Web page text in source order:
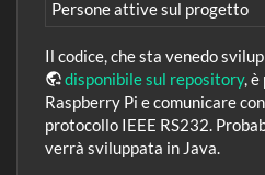
Persone attive sul progetto
Il codice, che sta venedo
disponibile sul repository, è
Raspberry Pi e comunicare
protocollo IEEE RS232.
verrà sviluppata in Java.